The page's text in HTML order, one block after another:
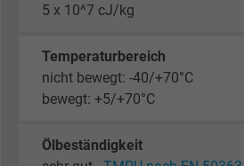
5 x 10^7 cJ/kg
Temperaturbereich
nicht bewegt: -40/+70°C
bewegt: +5/+70°C
Ölbeständigkeit